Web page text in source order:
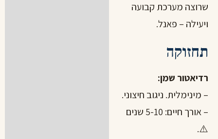
שרוצה מערכת קבועה
ויעילה – פאנל.
תחזוקה
רדיאטור שמן:
– מינימלית. ניגוב חיצוני.
– אורך חיים: 5-10 שנים
⚠️.